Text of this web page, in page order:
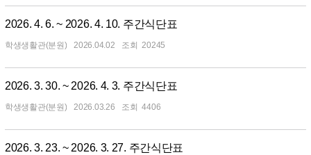
2026. 4. 6. ~ 2026. 4. 10. 주간식단표
학생생활관(분원) 2026.04.02 20245
2026. 3. 30. ~ 2026. 4. 3. 주간식단표
학생생활관(분원) 2026.03.26 4406
2026. 3. 23. ~ 2026. 3. 27. 주간식단표